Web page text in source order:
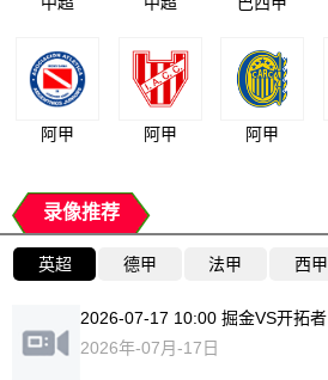
阿甲 阿甲 阿甲
录像推荐
英超 德甲 法甲 西甲
2026-07-17 10:00 掘金VS开拓者
2026年-07月-17日